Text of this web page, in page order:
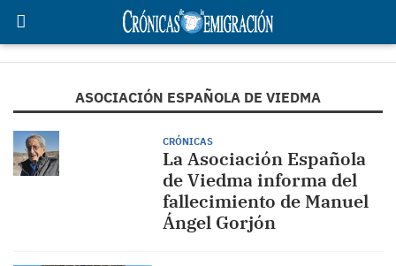
ASOCIACIÓN ESPAÑOLA DE VIEDMA
CRÓNICAS
La Asociación Española
de Viedma informa del
fallecimiento de Manuel
Ángel Gorjón